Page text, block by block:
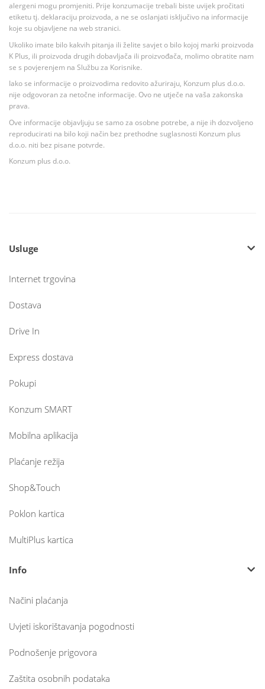
alergeni mogu promjeniti. Prije konzumacije trebali biste uvijek pročitati
etiketu tj. deklaraciju proizvoda, a ne se oslanjati isključivo na informacije
koje su objavljene na web stranici.
Ukoliko imate bilo kakvih pitanja ili želite savjet o bilo kojoj marki proizvoda
K Plus, ili proizvoda drugih dobavljača ili proizvođača, molimo obratite nam
se s povjerenjem na Službu za Korisnike.
Iako se informacije o proizvodima redovito ažuriraju, Konzum plus d.o.o.
nije odgovoran za netočne informacije. Ovo ne utječe na vaša zakonska
prava.
Ove informacije objavljuju se samo za osobne potrebe, a nije ih dozvoljeno
reproducirati na bilo koji način bez prethodne suglasnosti Konzum plus
d.o.o. niti bez pisane potvrde.
Konzum plus d.o.o.
Usluge
Internet trgovina
Dostava
Drive In
Express dostava
Pokupi
Konzum SMART
Mobilna aplikacija
Plaćanje režija
Shop&Touch
Poklon kartica
MultiPlus kartica
Info
Načini plaćanja
Uvjeti iskorištavanja pogodnosti
Podnošenje prigovora
Zaštita osobnih podataka